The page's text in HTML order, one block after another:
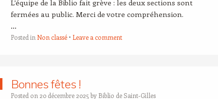
L’équipe de la Biblio fait grève : les deux sections sont
fermées au public. Merci de votre compréhension.
…
Posted in Non classé Leave a comment
Bonnes fêtes !
Posted on 20 décembre 2025 by Biblio de Saint-Gilles